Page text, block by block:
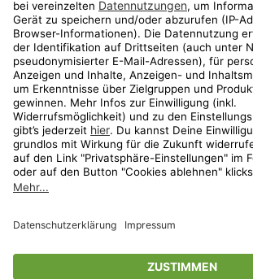
Aktionen
Travel